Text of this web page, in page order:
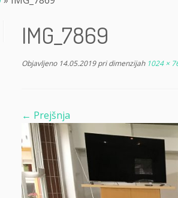
IMG_7869
Objavljeno 14.05.2019pri dimenzijah1024 ×
← Prejšnja